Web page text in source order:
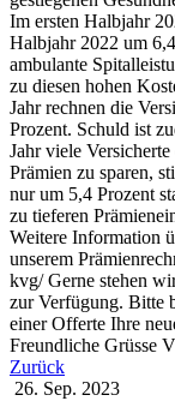
Im ersten Halbjahr
Halbjahr 2022 um
ambulante
zu diesen hohen
Jahr rechnen die
Prozent. Schuld ist
Jahr viele
Prämien zu sparen,
nur um 5,4 Prozent
zu tieferen
Weitere Information
unserem
kvg/ Gerne stehen
zur Verfügung. Bitte
einer Offerte Ihre
Freundliche Grüsse
Zurück
26. Sep. 2023